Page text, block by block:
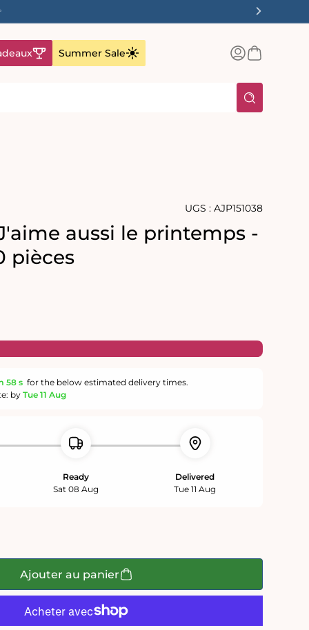
Summer Sale Connexion
Panier
UGS : AJP151038
aussi le printemps -
pièces
58 s for the below estimated delivery times.
by Tue 11 Aug
Ready
Sat 08 Aug
Delivered
Tue 11 Aug
Ajouter au panier